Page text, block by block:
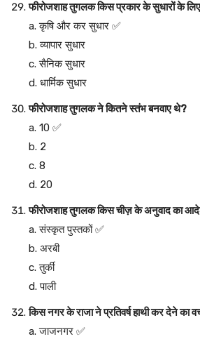
फीरोजशाह तुगलक किस प्रकार के सुधारों के लिए
a. कृषि और कर सुधार ✅
b. व्यापार सुधार
c. सैनिक सुधार
d. धार्मिक सुधार
फीरोजशाह तुगलक ने कितने स्तंभ बनवाए थे?
a. 10 ✅
b. 2
c. 8
d. 20
फीरोजशाह तुगलक किस चीज़ के अनुवाद का
a. संस्कृत पुस्तकों ✅
b. अरबी
c. तुर्की
d. पाली
किस नगर के राजा ने प्रतिवर्ष हाथी कर देने का
a. जाजनगर ✅